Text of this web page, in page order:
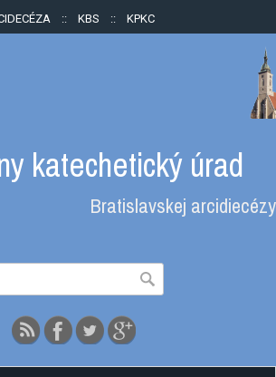
:: KBS :: KPKC
katechetický úrad
Bratislavskej arcidiecézy